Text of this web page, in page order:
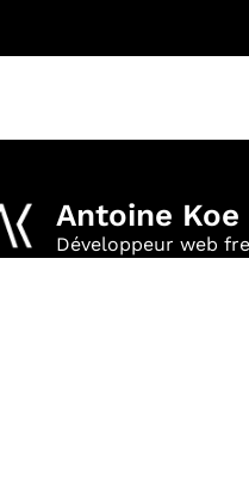
Antoine Koe
Développeur web